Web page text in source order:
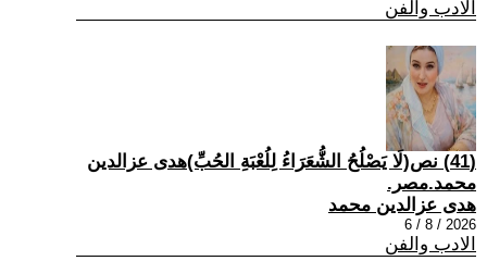
الادب والفن
(41) نص(لَا يَصْلُحُ الشُّعَرَاءُ لِلُعْبَةِ الحُبِّ)هدى عزالدين
محمد.مصر.
هدى عزالدين محمد
2026 / 8 / 6
الادب والفن